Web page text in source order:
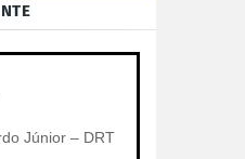
Júnior – DRT